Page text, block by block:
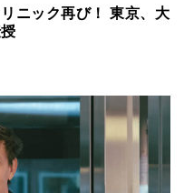
ニック再び！ 東京、大